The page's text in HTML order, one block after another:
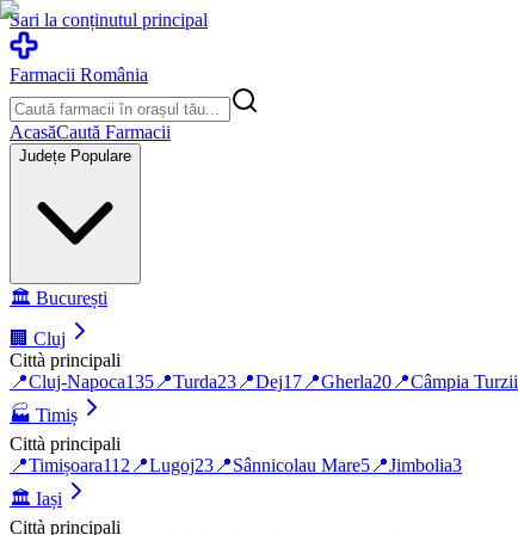
Sari la conținutul principal
Farmacii România
AcasăCaută Farmacii
Județe Populare
🏛️ București
🏢 Cluj
Città principali
📍Cluj-Napoca135 📍Turda23 📍Dej17 📍Gherla20 📍Câmpia Turzii
🏭 Timiș
Città principali
📍Timișoara112 📍Lugoj23 📍Sânnicolau Mare5 📍Jimbolia3
🏛️ Iași
Città principali